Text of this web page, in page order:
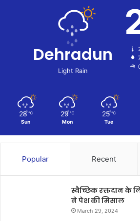
Dehradun
Light Rain
28 ℃
Sun
29 ℃
Mon
25 ℃
Tue
Popular Recent
स्वैच्छिक रक्तदान के
ने पेश की मिसाल
March 29, 2024